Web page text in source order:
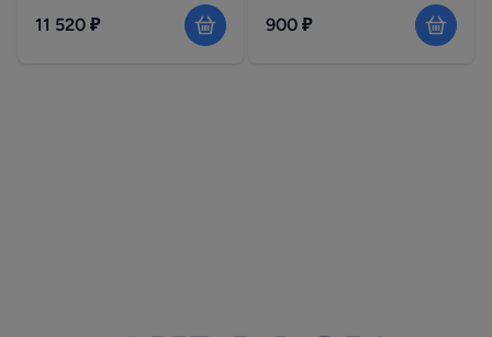
11 520 ₽ 900 ₽